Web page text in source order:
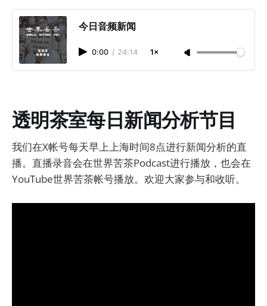
今日音频新闻
0:00 / 24:14 1×
透明茶室每日新闻分析节目
我们在X帐号每天早上上海时间8点进行新闻分析的直
播。直播录音会在世界苦茶Podcast进行播放，也会在
YouTube世界苦茶帐号播放。欢迎大家参与和收听。